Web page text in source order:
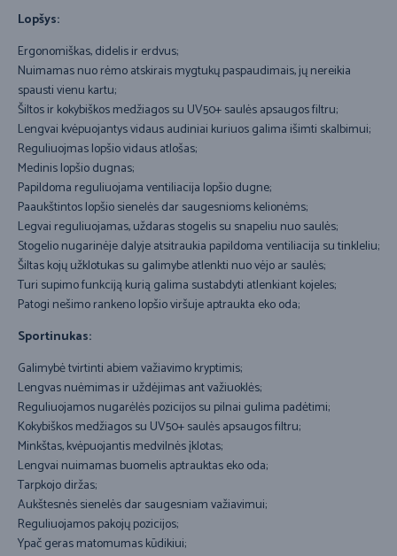
Lopšys:
Ergonomiškas, didelis ir erdvus;
Nuimamas nuo rėmo atskirais mygtukų paspaudimais, jų nereikia
spausti vienu kartu;
Šiltos ir kokybiškos medžiagos su UV50+ saulės apsaugos filtru;
Lengvai kvėpuojantys vidaus audiniai kuriuos galima išimti skalbimui;
Reguliuojmas lopšio vidaus atlošas;
Medinis lopšio dugnas;
Papildoma reguliuojama ventiliacija lopšio dugne;
Paaukštintos lopšio sienelės dar saugesnioms kelionėms;
Legvai reguliuojamas, uždaras stogelis su snapeliu nuo saulės;
Stogelio nugarinėje dalyje atsitraukia papildoma ventiliacija su tinkleliu;
Šiltas kojų užklotukas su galimybe atlenkti nuo vėjo ar saulės;
Turi supimo funkciją kurią galima sustabdyti atlenkiant kojeles;
Patogi nešimo rankeno lopšio viršuje aptraukta eko oda;
Sportinukas:
Galimybė tvirtinti abiem važiavimo kryptimis;
Lengvas nuėmimas ir uždėjimas ant važiuoklės;
Reguliuojamos nugarėlės pozicijos su pilnai gulima padėtimi;
Kokybiškos medžiagos su UV50+ saulės apsaugos filtru;
Minkštas, kvėpuojantis medvilnės įklotas;
Lengvai nuimamas buomelis aptrauktas eko oda;
Tarpkojo diržas;
Aukštesnės sienelės dar saugesniam važiavimui;
Reguliuojamos pakojų pozicijos;
Ypač geras matomumas kūdikiui;